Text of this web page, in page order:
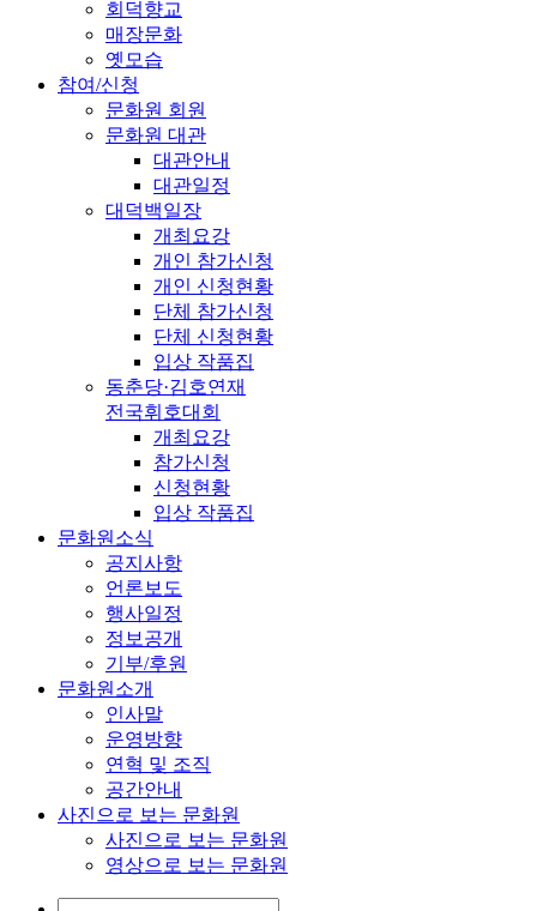
회덕향교
매장문화
옛모습
참여/신청
문화원 회원
문화원 대관
대관안내
대관일정
대덕백일장
개최요강
개인 참가신청
개인 신청현황
단체 참가신청
단체 신청현황
입상 작품집
동춘당·김호연재
전국휘호대회
개최요강
참가신청
신청현황
입상 작품집
문화원소식
공지사항
언론보도
행사일정
정보공개
기부/후원
문화원소개
인사말
운영방향
연혁 및 조직
공간안내
사진으로 보는 문화원
사진으로 보는 문화원
영상으로 보는 문화원